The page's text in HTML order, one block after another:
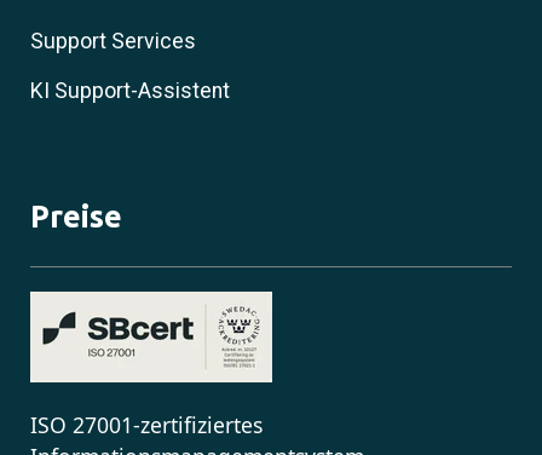
Support Services
KI Support-Assistent
Preise
ISO 27001-zertifiziertes